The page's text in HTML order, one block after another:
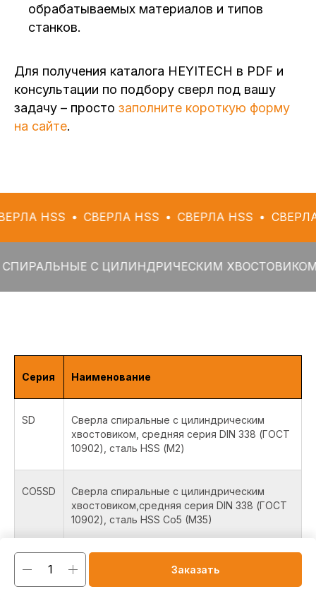
обрабатываемых материалов и типов
станков.
Для получения каталога HEYITECH в PDF и
консультации по подбору сверл под вашу
задачу – просто заполните короткую форму
на сайте.
СВЕРЛА HSS СВЕРЛА HSS СВЕРЛА HSS
С ЦИЛИНДРИЧЕСКИМ ХВОСТОВИКОМ
Серия Наименование
SD
Сверла спиральные с цилиндрическим
хвостовиком, средняя серия DIN 338 (ГОСТ
10902), сталь HSS (М2)
CO5SD
Сверла спиральные с цилиндрическим
хвостовиком,средняя серия DIN 338 (ГОСТ
10902), сталь HSS Co5 (M35)
CO8SD
Сверла спиральные с цилиндрическим
хвостовиком, средняя серия DIN 338 (ГОСТ
10902), сталь HSS Co8 (M42)
Заказать